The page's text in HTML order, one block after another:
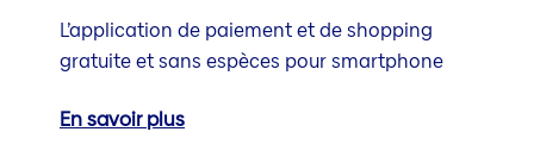
L’application de paiement et de shopping
gratuite et sans espèces pour smartphone
En savoir plus